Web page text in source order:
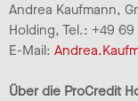
Andrea Kaufmann,
Holding, Tel.: +49 69
E-Mail:
Über die ProCredit